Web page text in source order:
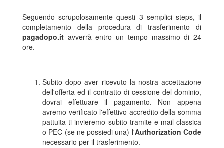
Seguendo scrupolosamente questi 3 semplici steps, il
completamento della procedura di trasferimento di
pagadopo.it avverrà entro un tempo massimo di 24
ore.
Subito dopo aver ricevuto la nostra accettazione
dell'offerta ed il contratto di cessione del dominio,
dovrai effettuare il pagamento. Non appena
avremo verificato l'effettivo accredito della somma
pattuita ti invieremo subito tramite e-mail classica
o PEC (se ne possiedi una) l'Authorization Code
necessario per il trasferimento.